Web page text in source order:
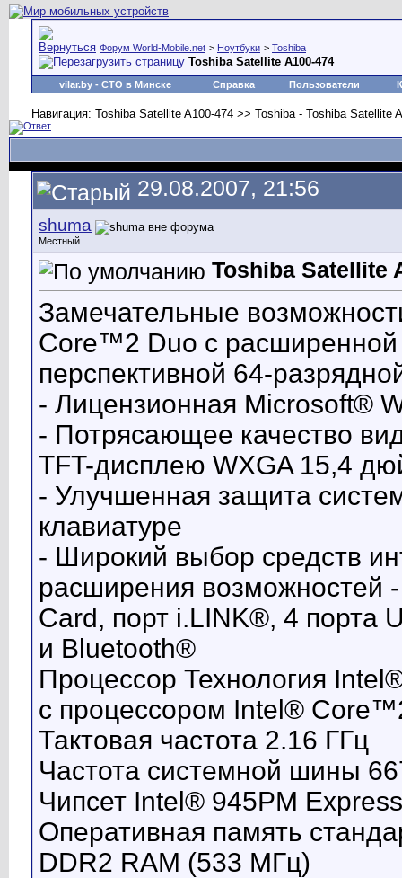
Форум World-Mobile.net > Ноутбуки > Toshiba
Toshiba Satellite A100-474
vilar.by - СТО в Минске Справка Пользователи
Навигация: Toshiba Satellite A100-474 >> Toshiba - Toshiba Satellite
29.08.2007, 21:56
shuma
Местный
Toshiba Satellite
Замечательные
Core™2 Duo с расширенной
перспективной 64-
- Лицензионная Microsoft®
- Потрясающее качество
TFT-дисплею WXGA 15,4
- Улучшенная защита
клавиатуре
- Широкий выбор средств
расширения возможностей
Card, порт i.LINK®, 4 порта
и Bluetooth®
Процессор Технология
с процессором Intel®
Тактовая частота 2.16 ГГц
Частота системной шины
Чипсет Intel® 945PM Express
Оперативная память
DDR2 RAM (533 МГц)